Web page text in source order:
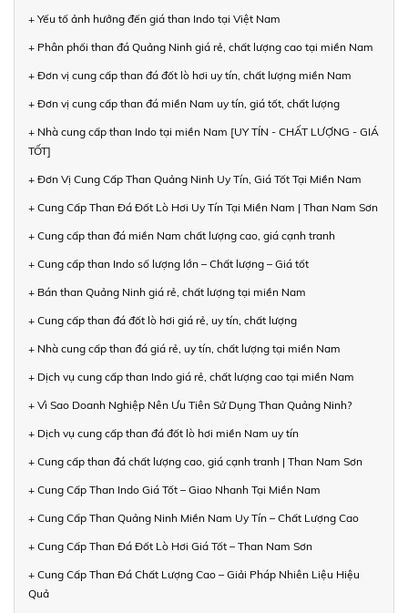
+ Yếu tố ảnh hưởng đến giá than Indo tại Việt Nam
+ Phân phối than đá Quảng Ninh giá rẻ, chất lượng cao tại miền Nam
+ Đơn vị cung cấp than đá đốt lò hơi uy tín, chất lượng miền Nam
+ Đơn vị cung cấp than đá miền Nam uy tín, giá tốt, chất lượng
+ Nhà cung cấp than Indo tại miền Nam [UY TÍN - CHẤT LƯỢNG - GIÁ
TỐT]
+ Đơn Vị Cung Cấp Than Quảng Ninh Uy Tín, Giá Tốt Tại Miền Nam
+ Cung Cấp Than Đá Đốt Lò Hơi Uy Tín Tại Miền Nam | Than Nam Sơn
+ Cung cấp than đá miền Nam chất lượng cao, giá cạnh tranh
+ Cung cấp than Indo số lượng lớn – Chất lượng – Giá tốt
+ Bán than Quảng Ninh giá rẻ, chất lượng tại miền Nam
+ Cung cấp than đá đốt lò hơi giá rẻ, uy tín, chất lượng
+ Nhà cung cấp than đá giá rẻ, uy tín, chất lượng tại miền Nam
+ Dịch vụ cung cấp than Indo giá rẻ, chất lượng cao tại miền Nam
+ Vì Sao Doanh Nghiệp Nên Ưu Tiên Sử Dụng Than Quảng Ninh?
+ Dịch vụ cung cấp than đá đốt lò hơi miền Nam uy tín
+ Cung cấp than đá chất lượng cao, giá cạnh tranh | Than Nam Sơn
+ Cung Cấp Than Indo Giá Tốt – Giao Nhanh Tại Miền Nam
+ Cung Cấp Than Quảng Ninh Miền Nam Uy Tín – Chất Lượng Cao
+ Cung Cấp Than Đá Đốt Lò Hơi Giá Tốt – Than Nam Sơn
+ Cung Cấp Than Đá Chất Lượng Cao – Giải Pháp Nhiên Liệu Hiệu
Quả